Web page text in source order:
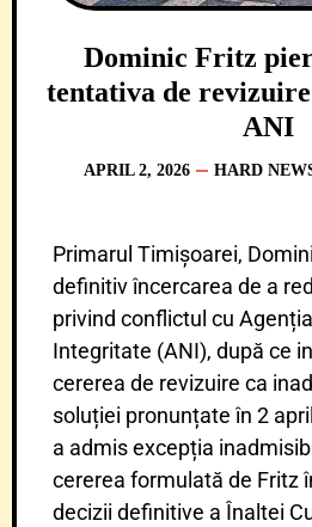
Dominic Fritz
tentativa de
ANI
APRIL 2, 2026 HARD
Primarul Timișoarei,
definitiv încercarea de a
privind conflictul cu
Integritate (ANI), după ce
cererea de revizuire ca
soluției pronunțate în 2
a admis excepția
cererea formulată de Fritz
decizii definitive a Înaltei